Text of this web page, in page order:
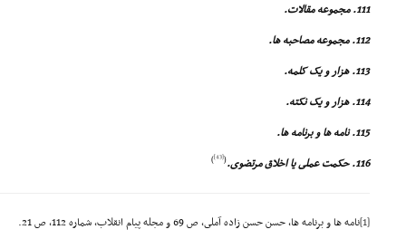
111. مجموعه مقالات.
112. مجموعه مصاحبه ها.
113. هزار و یک کلمه.
114. هزار و یک نکته.
115. نامه ها و برنامه ها.
116. حکمت عملى یا اخلاق مرتضوى.
(
[43]
)
[1] نامه ها و برنامه ها، حسن حسن زاده آملى، ص 69 و مجله پیام انقلاب، شماره 112، ص 21.